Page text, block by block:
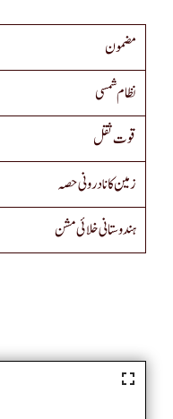
مضمون
نظام شمسی
قوت ثقل
زمین کا نادرونی حصہ
ہندوستانی خلائی مشن